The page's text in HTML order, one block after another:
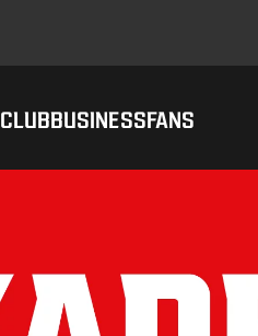
CLUBBUSINESSFANS